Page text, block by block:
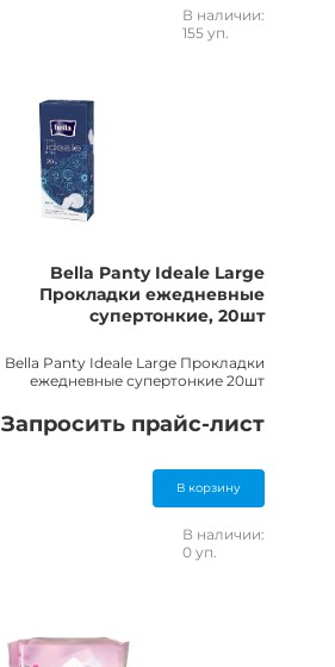
В наличии:
155 уп.
Bella Panty Ideale Large
Прокладки ежедневные
супертонкие, 20шт
Bella Panty Ideale Large Прокладки
ежедневные супертонкие 20шт
Запросить прайс-лист
В корзину
В наличии:
0 уп.